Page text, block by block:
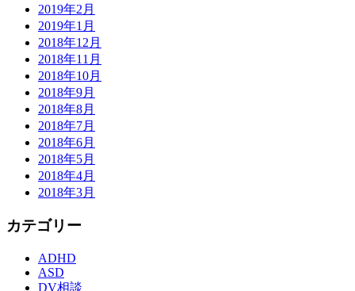
2019年2月
2019年1月
2018年12月
2018年11月
2018年10月
2018年9月
2018年8月
2018年7月
2018年6月
2018年5月
2018年4月
2018年3月
カテゴリー
ADHD
ASD
DV相談